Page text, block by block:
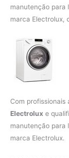
manutenção para
marca Electrolux,
Com
Electrolux e
manutenção para
marca Electrolux.